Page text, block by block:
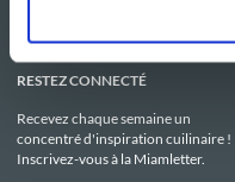
RESTEZ CONNECTÉ
Recevez chaque semaine un
concentré d'inspiration cuilinaire !
Inscrivez-vous à la Miamletter.